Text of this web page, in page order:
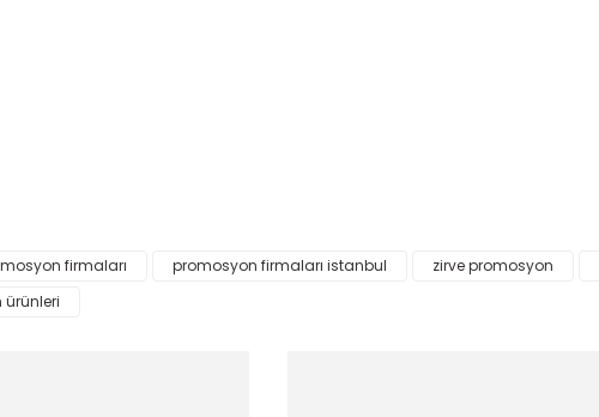
firmaları promosyon firmaları istanbul zirve promosyon
ürünleri